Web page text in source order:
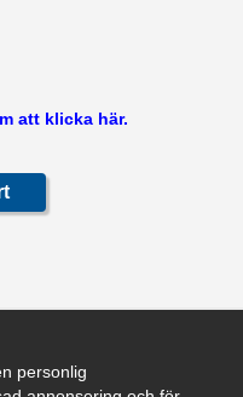
att klicka här.
personlig